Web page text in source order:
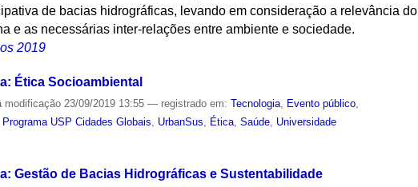
de bacias hidrográficas, levando em consideração a relevância do
e as necessárias inter-relações entre ambiente e sociedade.
2019
Ética Socioambiental
modificação 23/09/2019 13:55— registrado em:Tecnologia Evento público
Programa USP Cidades Globais UrbanSus Ética ,Saúde Universidade
Gestão de Bacias Hidrográficas e Sustentabilidade